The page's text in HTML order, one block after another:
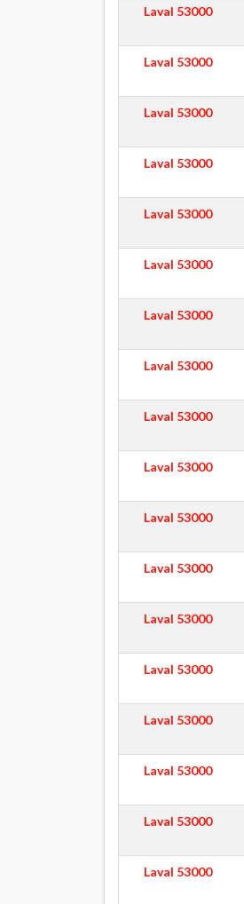
Laval 53000
Laval 53000
Laval 53000
Laval 53000
Laval 53000
Laval 53000
Laval 53000
Laval 53000
Laval 53000
Laval 53000
Laval 53000
Laval 53000
Laval 53000
Laval 53000
Laval 53000
Laval 53000
Laval 53000
Laval 53000